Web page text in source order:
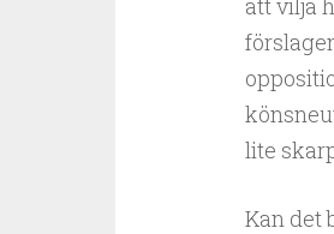
att vilja
lite
Kan det